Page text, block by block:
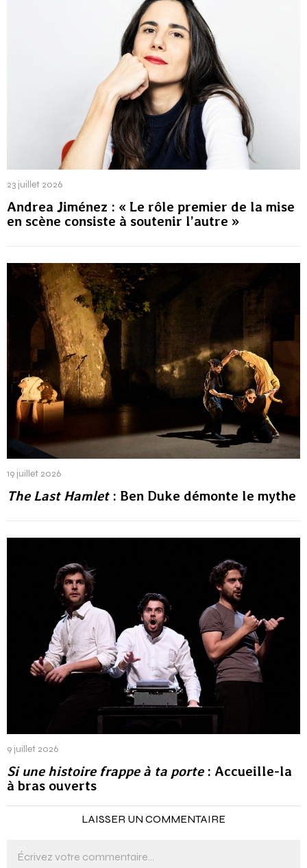
23 juillet 2026
Andrea Jiménez : « Le rôle premier de la mise
en scène consiste à soutenir l’autre »
19 juillet 2026
The Last Hamlet: Ben Duke démonte le mythe
9 juillet 2026
Si une histoire frappe à ta porte: Accueille-la
à bras ouverts
LAISSER UN COMMENTAIRE